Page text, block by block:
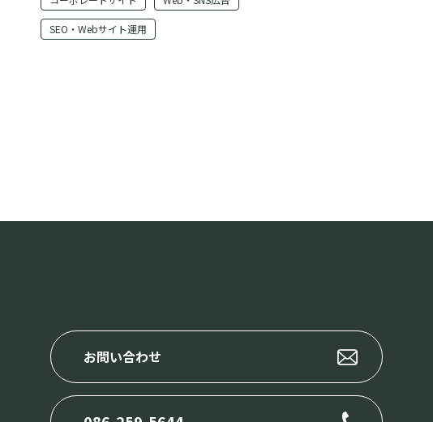
SEO・Webサイト運用
お問い合わせ